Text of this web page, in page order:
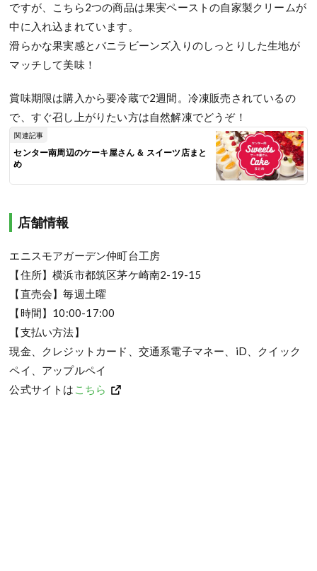
ですが、こちら2つの商品は果実ペーストの自家製クリームが
中に入れ込まれています。
滑らかな果実感とバニラビーンズ入りのしっとりした生地が
マッチして美味！
賞味期限は購入から要冷蔵で2週間。冷凍販売されているの
で、すぐ召し上がりたい方は自然解凍でどうぞ！
関連記事
センター南周辺のケーキ屋さん ＆ スイーツ店まと
め
店舗情報
エニスモアガーデン仲町台工房
【住所】横浜市都筑区茅ケ崎南2-19-15
【直売会】毎週土曜
【時間】10:00-17:00
【支払い方法】
現金、クレジットカード、交通系電子マネー、iD、クイック
ペイ、アップルペイ
公式サイトは こちら